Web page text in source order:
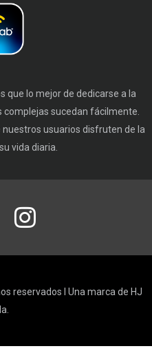
que lo mejor de dedicarse a la
complejas sucedan fácilmente.
usuarios disfruten de la
vida diaria.
reservados I Una marca de HJ